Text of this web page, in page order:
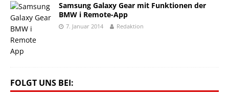
Samsung Galaxy Gear mit Funktionen der
BMW i Remote-App
7. Januar 2014 Redaktion
FOLGT UNS BEI: